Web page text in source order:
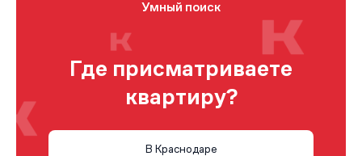
Умный поиск
Где присматриваете
квартиру?
В Краснодаре